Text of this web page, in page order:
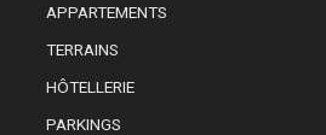
APPARTEMENTS
TERRAINS
HÔTELLERIE
PARKINGS